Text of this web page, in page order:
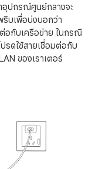
ปกรณ์ศูนย์กลางจะ
ริบเพื่อบ่งบอกว่า
อกับเครือข่าย ในกรณี
รดใช้สายเชื่อมต่อกับ
ของเราเตอร์